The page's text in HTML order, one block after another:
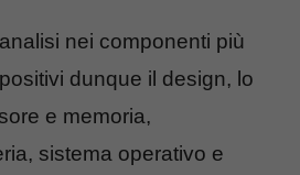
nei componenti più
dunque il design, lo
e memoria,
sistema operativo e